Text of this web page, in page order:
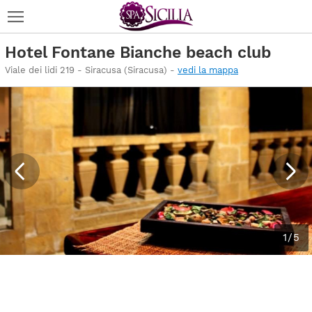
Hotel Fontane Bianche beach club
Viale dei lidi 219 - Siracusa (Siracusa) - vedi la mappa
1/5